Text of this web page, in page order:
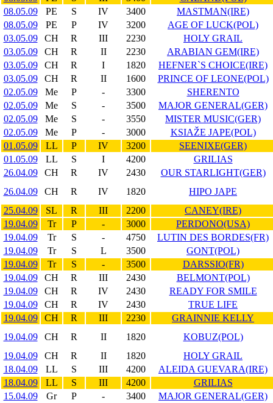
08.05.09
PE S IV 3400
MASTMAN(IRE)
08.05.09
PE P IV 3200
AGE OF LUCK(POL)
03.05.09
CH R III 2230
HOLY GRAIL
03.05.09
CH R II 2230
ARABIAN GEM(IRE)
03.05.09
CH R I 1820
HEFNER`S CHOICE(IRE)
03.05.09
CH R II 1600
PRINCE OF LEONE(POL)
02.05.09
Me P - 3300
SHERENTO
02.05.09
Me S - 3500
MAJOR GENERAL(GER)
02.05.09
Me S - 3550
MISTER MUSIC(GER)
02.05.09
Me P - 3000
KSIAŽE JAPE(POL)
01.05.09
LL P IV 3200
SEENIXE(GER)
01.05.09
LL S I 4200
GRILIAS
26.04.09
CH R IV 2430
OUR STARLIGHT(GER)
26.04.09
CH R IV 1820
HIPO JAPE
25.04.09
SL R III 2200
CANEY(IRE)
19.04.09
Tr P - 3000
PERDONO(USA)
19.04.09
Tr S - 4750
LUTIN DES BORDES(FR)
19.04.09
Tr S L 3500
GONT(POL)
19.04.09
Tr S - 3500
DARSSIO(FR)
19.04.09
CH R III 2430
BELMONT(POL)
19.04.09
CH R IV 2430
READY FOR SMILE
19.04.09
CH R IV 2430
TRUE LIFE
19.04.09
CH R III 2230
GRAINNIE KELLY
19.04.09
CH R II 1820
KOBUZ(POL)
19.04.09
CH R II 1820
HOLY GRAIL
18.04.09
LL S III 4200
ALEIDA GUEVARA(IRE)
18.04.09
LL S III 4200
GRILIAS
15.04.09
Gr P - 3400
MAJOR GENERAL(GER)